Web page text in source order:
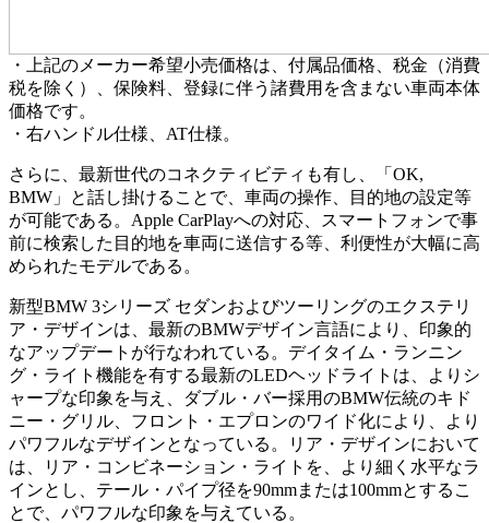
・上記のメーカー希望小売価格は、付属品価格、税金（消費
税を除く）、保険料、登録に伴う諸費用を含まない車両本体
価格です。
・右ハンドル仕様、AT仕様。
さらに、最新世代のコネクティビティも有し、「OK,
BMW」と話し掛けることで、車両の操作、目的地の設定等
が可能である。Apple CarPlayへの対応、スマートフォンで事
前に検索した目的地を車両に送信する等、利便性が大幅に高
められたモデルである。
新型BMW 3シリーズ セダンおよびツーリングのエクステリ
ア・デザインは、最新のBMWデザイン言語により、印象的
なアップデートが行なわれている。デイタイム・ランニン
グ・ライト機能を有する最新のLEDヘッドライトは、よりシ
ャープな印象を与え、ダブル・バー採用のBMW伝統のキド
ニー・グリル、フロント・エプロンのワイド化により、より
パワフルなデザインとなっている。リア・デザインにおいて
は、リア・コンビネーション・ライトを、より細く水平なラ
インとし、テール・パイプ径を90mmまたは100mmとするこ
とで、パワフルな印象を与えている。